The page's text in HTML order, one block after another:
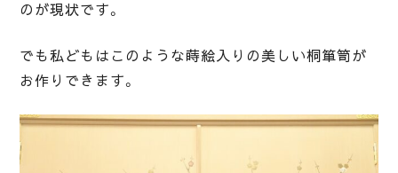
のが現状です。
でも私どもはこのような蒔絵入りの美しい桐箪笥が
お作りできます。